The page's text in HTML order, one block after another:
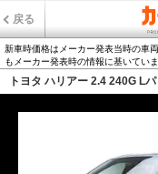
戻る
新車時価格はメーカー発表当時の車
もメーカー発表時の情報に基いていま
トヨタ ハリアー 2.4 240G L